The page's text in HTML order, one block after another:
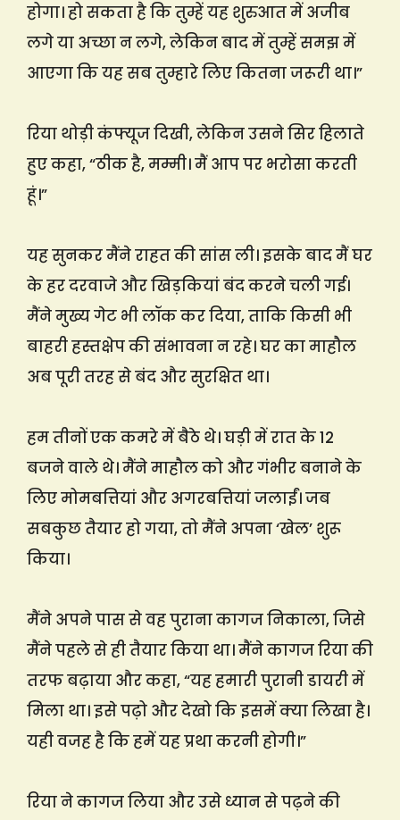
होगा। हो सकता है कि तुम्हें यह शुरुआत में अजीब
लगे या अच्छा न लगे, लेकिन बाद में तुम्हें समझ में
आएगा कि यह सब तुम्हारे लिए कितना जरूरी था।”
रिया थोड़ी कंफ्यूज दिखी, लेकिन उसने सिर हिलाते
हुए कहा, “ठीक है, मम्मी। मैं आप पर भरोसा करती
हूं।”
यह सुनकर मैंने राहत की सांस ली। इसके बाद मैं घर
के हर दरवाजे और खिड़कियां बंद करने चली गई।
मैंने मुख्य गेट भी लॉक कर दिया, ताकि किसी भी
बाहरी हस्तक्षेप की संभावना न रहे। घर का माहौल
अब पूरी तरह से बंद और सुरक्षित था।
हम तीनों एक कमरे में बैठे थे। घड़ी में रात के 12
बजने वाले थे। मैंने माहौल को और गंभीर बनाने के
लिए मोमबत्तियां और अगरबत्तियां जलाईं। जब
सबकुछ तैयार हो गया, तो मैंने अपना ‘खेल’ शुरू
किया।
मैंने अपने पास से वह पुराना कागज निकाला, जिसे
मैंने पहले से ही तैयार किया था। मैंने कागज रिया की
तरफ बढ़ाया और कहा, “यह हमारी पुरानी डायरी में
मिला था। इसे पढ़ो और देखो कि इसमें क्या लिखा है।
यही वजह है कि हमें यह प्रथा करनी होगी।”
रिया ने कागज लिया और उसे ध्यान से पढ़ने की